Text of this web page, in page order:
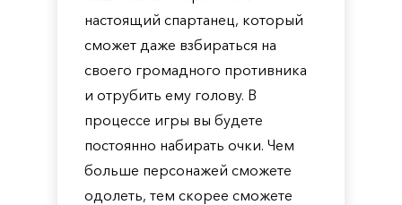
настоящий спартанец, который
сможет даже взбираться на
своего громадного противника
и отрубить ему голову. В
процессе игры вы будете
постоянно набирать очки. Чем
больше персонажей сможете
одолеть, тем скорее сможете